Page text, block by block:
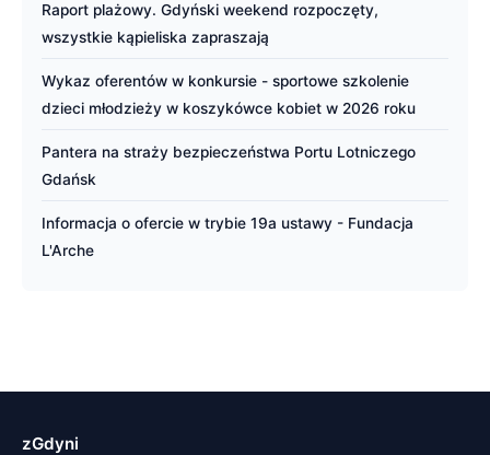
Raport plażowy. Gdyński weekend rozpoczęty,
wszystkie kąpieliska zapraszają
Wykaz oferentów w konkursie - sportowe szkolenie
dzieci młodzieży w koszykówce kobiet w 2026 roku
Pantera na straży bezpieczeństwa Portu Lotniczego
Gdańsk
Informacja o ofercie w trybie 19a ustawy - Fundacja
L'Arche
zGdyni